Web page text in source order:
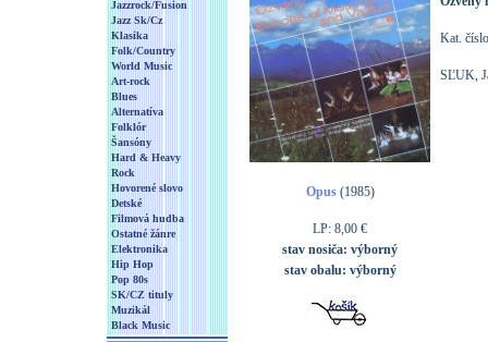
Jazzrock/Fusion
Jazz Sk/Cz
Klasika
Folk/Country
World Music
Art-rock
Blues
Alternatíva
Folklór
Šansóny
Hard & Heavy
Rock
Hovorené slovo
Detské
Filmová hudba
Ostatné žánre
Elektronika
Hip Hop
Pop 80s
SK/CZ tituly
Muzikál
Black Music
Opus(1985)
LP: 8,00 €
stav nosiča: výborný
stav obalu: výborný
Kat.
SĽUK,